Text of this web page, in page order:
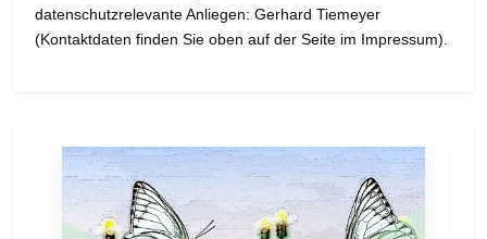
datenschutzrelevante Anliegen: Gerhard Tiemeyer
(Kontaktdaten finden Sie oben auf der Seite im Impressum).